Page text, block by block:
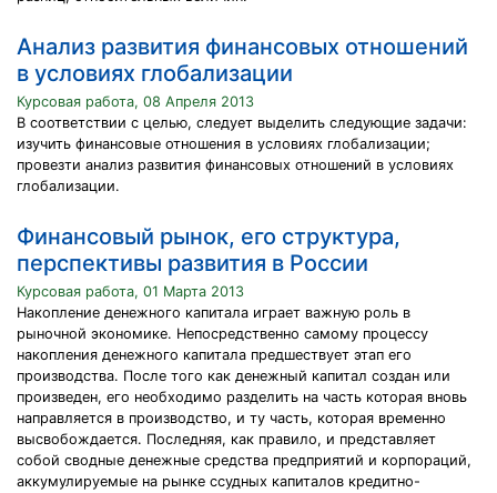
Анализ развития финансовых отношений
в условиях глобализации
Курсовая работа, 08 Апреля 2013
В соответствии с целью, следует выделить следующие задачи:
изучить финансовые отношения в условиях глобализации;
провезти анализ развития финансовых отношений в условиях
глобализации.
Финансовый рынок, его структура,
перспективы развития в России
Курсовая работа, 01 Марта 2013
Накопление денежного капитала играет важную роль в
рыночной экономике. Непосредственно самому процессу
накопления денежного капитала предшествует этап его
производства. После того как денежный капитал создан или
произведен, его необходимо разделить на часть которая вновь
направляется в производство, и ту часть, которая временно
высвобождается. Последняя, как правило, и представляет
собой сводные денежные средства предприятий и корпораций,
аккумулируемые на рынке ссудных капиталов кредитно-